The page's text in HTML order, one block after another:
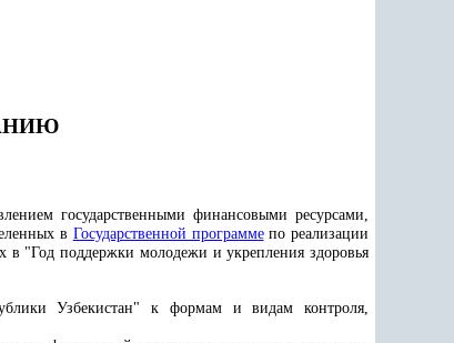
государственными финансовыми ресурсами,
в Государственной программепо реализации
в "Год поддержки молодежи и укрепления здоровья
Узбекистан" к формам и видам контроля,